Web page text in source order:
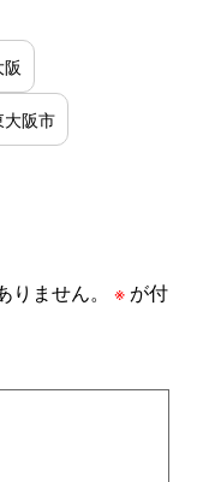
大阪市
ません。 ※ が付